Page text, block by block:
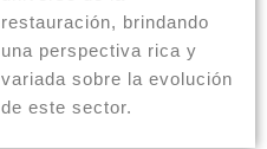
restauración, brindando
una perspectiva rica y
variada sobre la evolución
de este sector.